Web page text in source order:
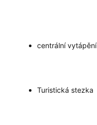
centrální vytápění
Turistická stezka